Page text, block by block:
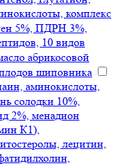
комплекс
5%, ПДРН 3%,
10 видов
абрикосовой
шиповника
аминокислоты,
солодки 10%,
2%, менадион
К1),
лецитин,